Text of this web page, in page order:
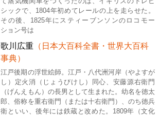
シックで、1804年初めてレールの上を走らせた。
その後、1825年にスティーブンソンのロコモー
ション号は
歌川広重 （日本大百科全書・世界大百科
事典）
江戸後期の浮世絵師。江戸・八代洲河岸（やよすが
し）定火消（じょうびけし）同心、安藤源右衛門
（げんえもん）の長男として生まれた。幼名を徳太
郎、俗称を重右衛門（または十右衛門）、のち徳兵
衛といい、後年には鉄蔵と改めた。1809年（文化